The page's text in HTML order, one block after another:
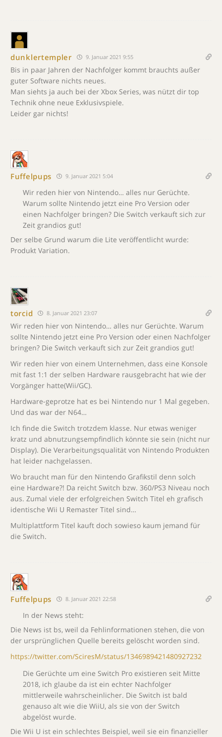
dunklertempler 9. Januar 2021 9:55
Bis in paar Jahren der Nachfolger kommt brauchts außer
guter Software nichts neues.
Man siehts ja auch bei der Xbox Series, was nützt dir top
Technik ohne neue Exklusivspiele.
Leider gar nichts!
Fuffelpups 9. Januar 2021 5:04
Wir reden hier von Nintendo… alles nur Gerüchte.
Warum sollte Nintendo jetzt eine Pro Version oder
einen Nachfolger bringen? Die Switch verkauft sich zur
Zeit grandios gut!
Der selbe Grund warum die Lite veröffentlicht wurde:
Produkt Variation.
torcid 8. Januar 2021 23:07
Wir reden hier von Nintendo… alles nur Gerüchte. Warum
sollte Nintendo jetzt eine Pro Version oder einen Nachfolger
bringen? Die Switch verkauft sich zur Zeit grandios gut!
Wir reden hier von einem Unternehmen, dass eine Konsole
mit fast 1:1 der selben Hardware rausgebracht hat wie der
Vorgänger hatte(Wii/GC).
Hardware-geprotze hat es bei Nintendo nur 1 Mal gegeben.
Und das war der N64…
Ich finde die Switch trotzdem klasse. Nur etwas weniger
kratz und abnutzungsempfindlich könnte sie sein (nicht nur
Display). Die Verarbeitungsqualität von Nintendo Produkten
hat leider nachgelassen.
Wo braucht man für den Nintendo Grafikstil denn solch
eine Hardware?! Da reicht Switch bzw. 360/PS3 Niveau noch
aus. Zumal viele der erfolgreichen Switch Titel eh grafisch
identische Wii U Remaster Titel sind…
Multiplattform Titel kauft doch sowieso kaum jemand für
die Switch.
Fuffelpups 8. Januar 2021 22:58
In der News steht:
Die News ist bs, weil da Fehlinformationen stehen, die von
der ursprünglichen Quelle bereits gelöscht worden sind.
https://twitter.com/SciresM/status/1346989421480927232
Die Gerüchte um eine Switch Pro existieren seit Mitte
2018, ich glaube da ist ein echter Nachfolger
mittlerweile wahrscheinlicher. Die Switch ist bald
genauso alt wie die WiiU, als sie von der Switch
abgelöst wurde.
Die Wii U ist ein schlechtes Beispiel, weil sie ein finanzieller